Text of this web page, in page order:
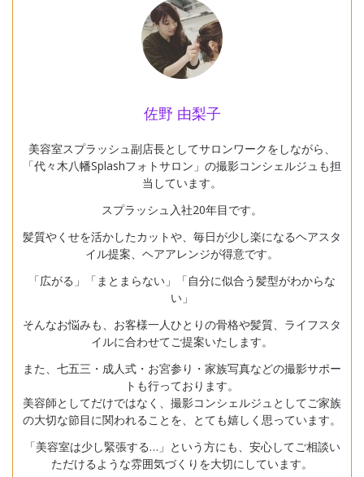
佐野 由梨子
美容室スプラッシュ副店長としてサロンワークをしながら、
「代々木八幡Splashフォトサロン」の撮影コンシェルジュも担
当しています。
スプラッシュ入社20年目です。
髪質やくせを活かしたカットや、毎日が少し楽になるヘアスタ
イル提案、ヘアアレンジが得意です。
「広がる」「まとまらない」「自分に似合う髪型がわからな
い」
そんなお悩みも、お客様一人ひとりの骨格や髪質、ライフスタ
イルに合わせてご提案いたします。
また、七五三・成人式・お宮参り・家族写真などの撮影サポー
トも行っております。
美容師としてだけではなく、撮影コンシェルジュとしてご家族
の大切な節目に関われることを、とても嬉しく思っています。
「美容室は少し緊張する…」という方にも、安心してご相談い
ただけるような雰囲気づくりを大切にしています。